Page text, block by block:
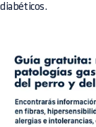
diabéticos.